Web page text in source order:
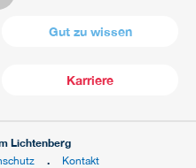
Gut zu wissen
Karriere
Lichtenberg
Kontakt